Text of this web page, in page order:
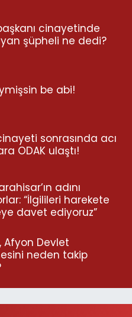
cinayetinde
şüpheli ne dedi?
be abi!
sonrasında acı
ODAK ulaştı!
adını
“İlgilileri harekete
davet ediyoruz”
Afyon Devlet
neden takip